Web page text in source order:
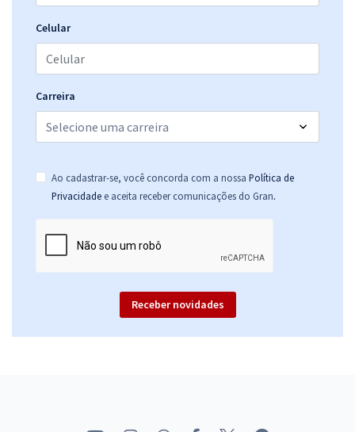
Celular
Carreira
Ao cadastrar-se, você concorda com a nossa Política de
Privacidade e aceita receber comunicações do Gran.
Receber novidades